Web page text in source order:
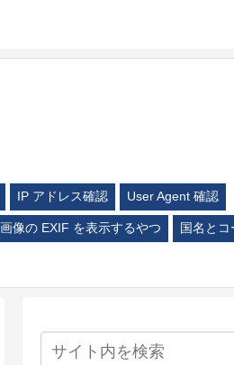
IP アドレス確認 User Agent 確認
画像の EXIF を表示するやつ 国名と